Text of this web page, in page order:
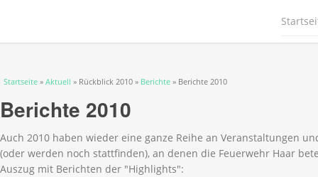
Sie sind hier
Startseite » Aktuell » Rückblick 2010 » Berichte » Berichte 2010
Berichte 2010
Auch 2010 haben wieder eine ganze Reihe an Veranstaltungen
(oder werden noch stattfinden), an denen die Feuerwehr Haar
Auszug mit Berichten der "Highlights":